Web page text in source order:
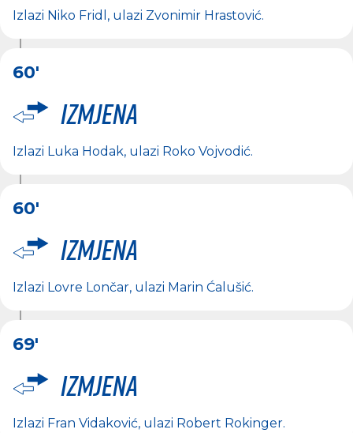
Izlazi Niko Fridl , ulazi Zvonimir Hrastović.
60'
Izmjena
Izlazi Luka Hodak, ulazi Roko Vojvodić.
60'
Izmjena
Izlazi Lovre Lončar, ulazi Marin Ćalušić.
69'
Izmjena
Izlazi Fran Vidaković, ulazi Robert Rokinger.